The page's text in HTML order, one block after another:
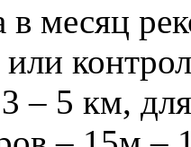
в месяц
или
– 5 км,